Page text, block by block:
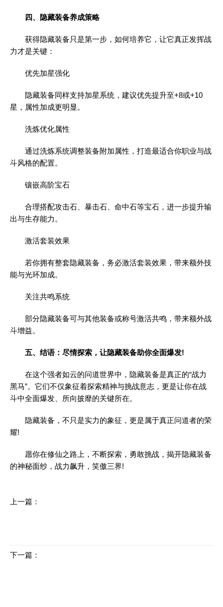
四、隐藏装备养成策略
获得隐藏装备只是第一步，如何培养它，让它真正发挥战
力才是关键：
优先加星强化
隐藏装备同样支持加星系统，建议优先提升至+8或+10
星，属性加成更明显。
洗炼优化属性
通过洗炼系统调整装备附加属性，打造最适合你职业与战
斗风格的配置。
镶嵌高阶宝石
合理搭配攻击石、暴击石、命中石等宝石，进一步提升输
出与生存能力。
激活套装效果
若你拥有整套隐藏装备，务必激活套装效果，带来额外技
能与光环加成。
关注共鸣系统
部分隐藏装备可与其他装备或称号激活共鸣，带来额外战
斗增益。
五、结语：尽情探索，让隐藏装备助你全面爆发!
在这个强者如云的问道世界中，隐藏装备是真正的“战力
黑马”。它们不仅象征着探索精神与挑战意志，更是让你在战
斗中全面爆发、所向披靡的关键所在。
隐藏装备，不只是实力的象征，更是属于真正问道者的荣
耀!
愿你在修仙之路上，不断探索，勇敢挑战，揭开隐藏装备
的神秘面纱，战力飙升，笑傲三界!
上一篇：
下一篇：